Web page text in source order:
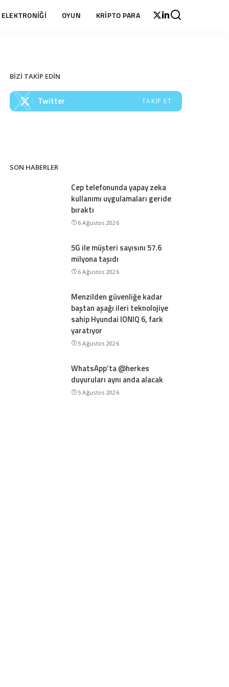
OYUN KRİPTO PARA
BİZİ TAKİP EDİN
Twitter TAKIP ET
SON HABERLER
Cep telefonunda yapay zeka
kullanımı uygulamaları geride
bıraktı
6 Ağustos 2026
5G ile müşteri sayısını 57.6
milyona taşıdı
6 Ağustos 2026
Menzilden güvenliğe kadar
baştan aşağı ileri teknolojiye
sahip Hyundai IONIQ 6, fark
yaratıyor
5 Ağustos 2026
WhatsApp’ta @herkes
duyuruları aynı anda alacak
5 Ağustos 2026